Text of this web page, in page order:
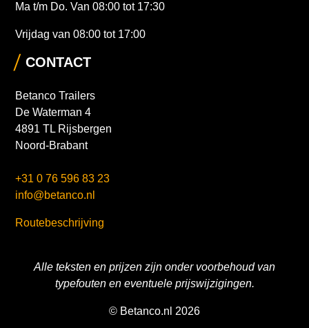
Ma t/m Do. Van 08:00 tot 17:30
Vrijdag van 08:00 tot 17:00
CONTACT
Betanco Trailers
De Waterman 4
4891 TL Rijsbergen
Noord-Brabant
+31 0 76 596 83 23
info@betanco.nl
Routebeschrijving
Alle teksten en prijzen zijn onder voorbehoud van
typefouten en eventuele prijswijzigingen.
© Betanco.nl 2026